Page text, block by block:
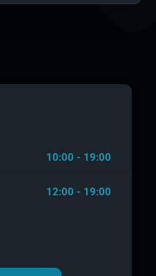
10:00 - 19:00
12:00 - 19:00